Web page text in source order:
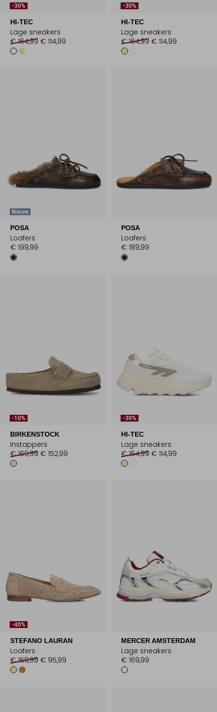
-30%
HI-TEC
Lage sneakers
€ 164,99 € 114,99
-30%
HI-TEC
Lage sneakers
€ 164,99 € 114,99
Nieuw
POSA
Loafers
€ 199,99
POSA
Loafers
€ 189,99
-10%
BIRKENSTOCK
Instappers
€ 169,99 € 152,99
-30%
HI-TEC
Lage sneakers
€ 164,99 € 114,99
-40%
STEFANO LAURAN
Loafers
€ 159,99 € 95,99
MERCER AMSTERDAM
Lage sneakers
€ 169,99